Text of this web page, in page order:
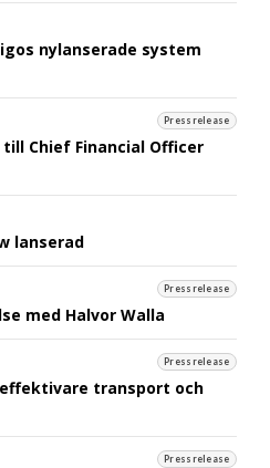
nylanserade system
Pressrelease
Chief Financial Officer
lanserad
Pressrelease
med Halvor Walla
Pressrelease
transport och
Pressrelease